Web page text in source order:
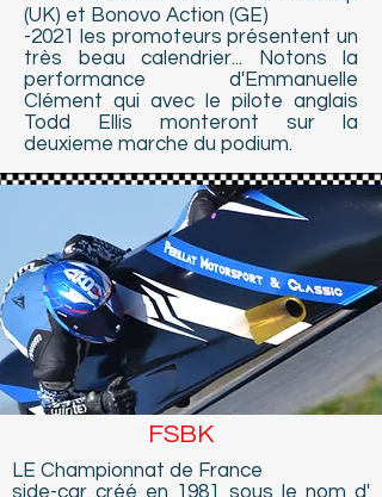
FSBK
LE Championnat de France
side-car créé en 1981 sous le nom d'
(UK) et Bonovo Action (GE)
-2021 les promoteurs présentent un
très beau calendrier... Notons la
performance d'Emmanuelle
Clément qui avec le pilote anglais
Todd Ellis monteront sur la
deuxieme marche du podium.